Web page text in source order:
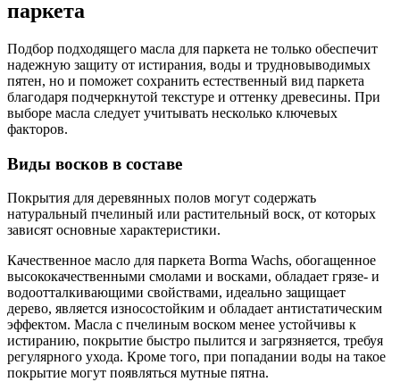
паркета
Подбор подходящего масла для паркета не только обеспечит
надежную защиту от истирания, воды и трудновыводимых
пятен, но и поможет сохранить естественный вид паркета
благодаря подчеркнутой текстуре и оттенку древесины. При
выборе масла следует учитывать несколько ключевых
факторов.
Виды восков в составе
Покрытия для деревянных полов могут содержать
натуральный пчелиный или растительный воск, от которых
зависят основные характеристики.
Качественное масло для паркета Borma Wachs, обогащенное
высококачественными смолами и восками, обладает грязе- и
водоотталкивающими свойствами, идеально защищает
дерево, является износостойким и обладает антистатическим
эффектом. Масла с пчелиным воском менее устойчивы к
истиранию, покрытие быстро пылится и загрязняется, требуя
регулярного ухода. Кроме того, при попадании воды на такое
покрытие могут появляться мутные пятна.